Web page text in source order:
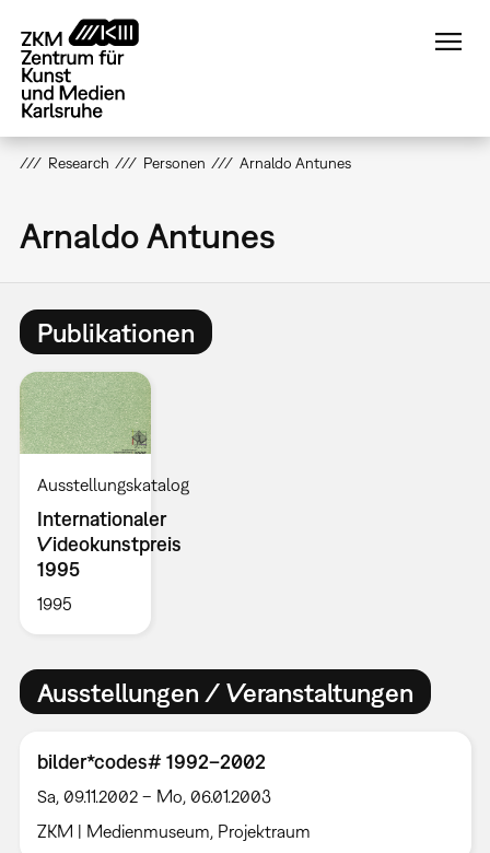
zum
Inhalt
Research Personen Arnaldo Antunes
Arnaldo Antunes
Publikationen
Ausstellungskatalog
Internationaler
Videokunstpreis
1995
1995
Ausstellungen / Veranstaltungen
bilder*codes# 1992–2002
Sa, 09.11.2002 – Mo, 06.01.2003
ZKM | Medienmuseum, Projektraum